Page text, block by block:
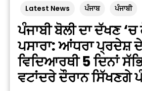
Latest News ਪੰਜਾਬ ਪੰਜਾਬੀ
ਪੰਜਾਬੀ ਬੋਲੀ ਦਾ ਦੱਖਣ
ਪਸਾਰਾ: ਆਂਧਰਾ ਪ੍ਰਦੇਸ਼
ਵਿਦਿਆਰਥੀ 5 ਦਿਨਾਂ
ਵਟਾਂਦਰੇ ਦੌਰਾਨ ਸਿੱਖਣਗੇ